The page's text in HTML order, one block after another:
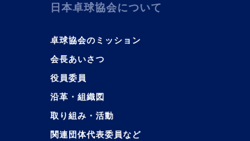
日本卓球協会について
卓球協会のミッション
会長あいさつ
役員委員
沿革・組織図
取り組み・活動
関連団体代表委員など